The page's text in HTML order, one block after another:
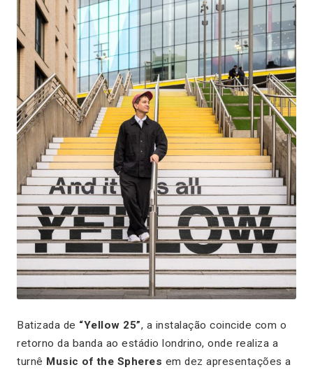
Batizada de “Yellow 25”, a instalação coincide com o
retorno da banda ao estádio londrino, onde realiza a
turnê Music of the Spheres em dez apresentações a